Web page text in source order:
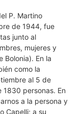
P. Martino
de 1944, fue
junto al
mujeres y
Bolonia). En la
como la
al 5 de
personas. En
a la persona y
Capelli; a su